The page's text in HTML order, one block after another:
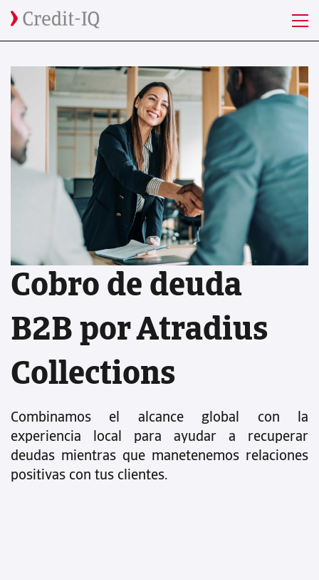
Cobro de deuda
B2B por Atradius
Collections
Combinamos el alcance global con la
experiencia local para ayudar a recuperar
deudas mientras que manetenemos relaciones
positivas con tus clientes.